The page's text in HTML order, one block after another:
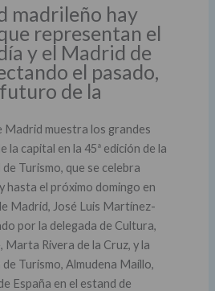
madrileño hay
representan el
y el Madrid de
el pasado,
de la
Madrid muestra los grandes
la capital en la 45ª edición de la
Turismo, que se celebra
hasta el próximo domingo en
Madrid, José Luis Martínez-
por la delegada de Cultura,
Rivera de la Cruz, y la
Turismo, Almudena Maíllo,
España en el estand de